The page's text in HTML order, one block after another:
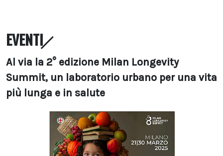
EVENTI
Al via la 2° edizione Milan Longevity
Summit, un laboratorio urbano per una vita
più lunga e in salute